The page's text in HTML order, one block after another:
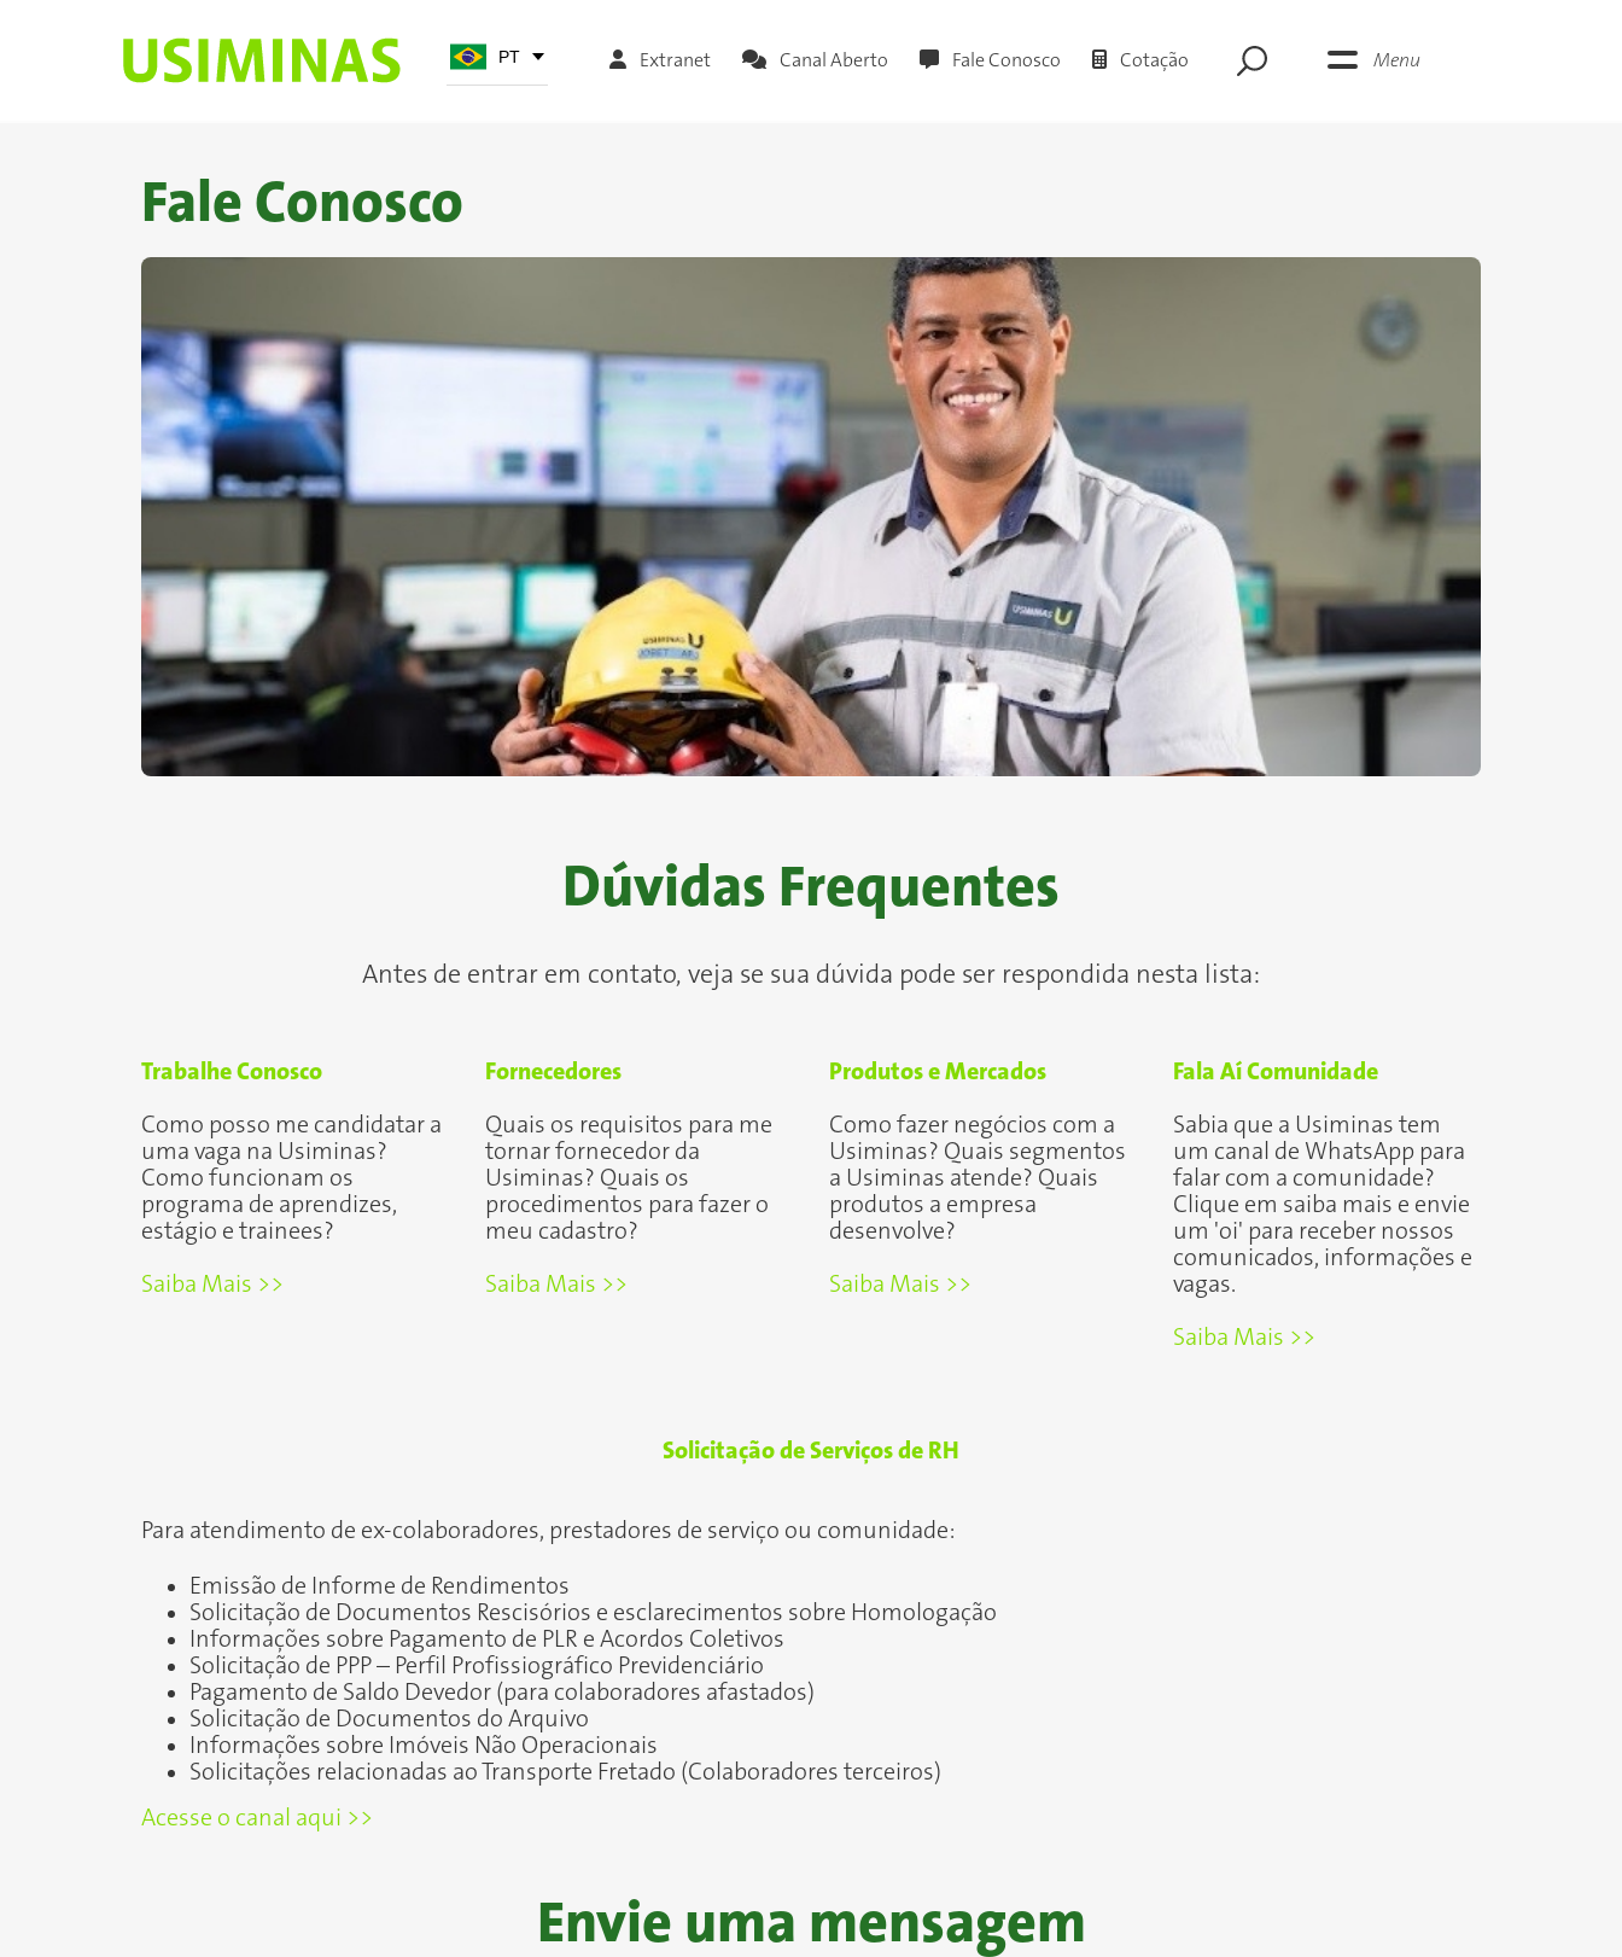
PT Extranet Canal Aberto Fale Conosco Cotação Menu
Fale Conosco
Dúvidas Frequentes
Antes de entrar em contato, veja se sua dúvida pode ser respondida nesta lista:
Trabalhe Conosco
Como posso me candidatar a
uma vaga na Usiminas?
Como funcionam os
programa de aprendizes,
estágio e trainees?
Saiba Mais >>
Fornecedores
Quais os requisitos para me
tornar fornecedor da
Usiminas? Quais os
procedimentos para fazer o
meu cadastro?
Saiba Mais >>
Produtos e Mercados
Como fazer negócios com a
Usiminas? Quais segmentos
a Usiminas atende? Quais
produtos a empresa
desenvolve?
Saiba Mais >>
Fala Aí Comunidade
Sabia que a Usiminas tem
um canal de WhatsApp para
falar com a comunidade?
Clique em saiba mais e envie
um 'oi' para receber nossos
comunicados, informações e
vagas.
Saiba Mais >>
Solicitação de Serviços de RH
Para atendimento de ex-colaboradores, prestadores de serviço ou comunidade:
Emissão de Informe de Rendimentos
Solicitação de Documentos Rescisórios e esclarecimentos sobre Homologação
Informações sobre Pagamento de PLR e Acordos Coletivos
Solicitação de PPP – Perfil Profissiográfico Previdenciário
Pagamento de Saldo Devedor (para colaboradores afastados)
Solicitação de Documentos do Arquivo
Informações sobre Imóveis Não Operacionais
Solicitações relacionadas ao Transporte Fretado (Colaboradores terceiros)
Acesse o canal aqui >>
Envie uma mensagem